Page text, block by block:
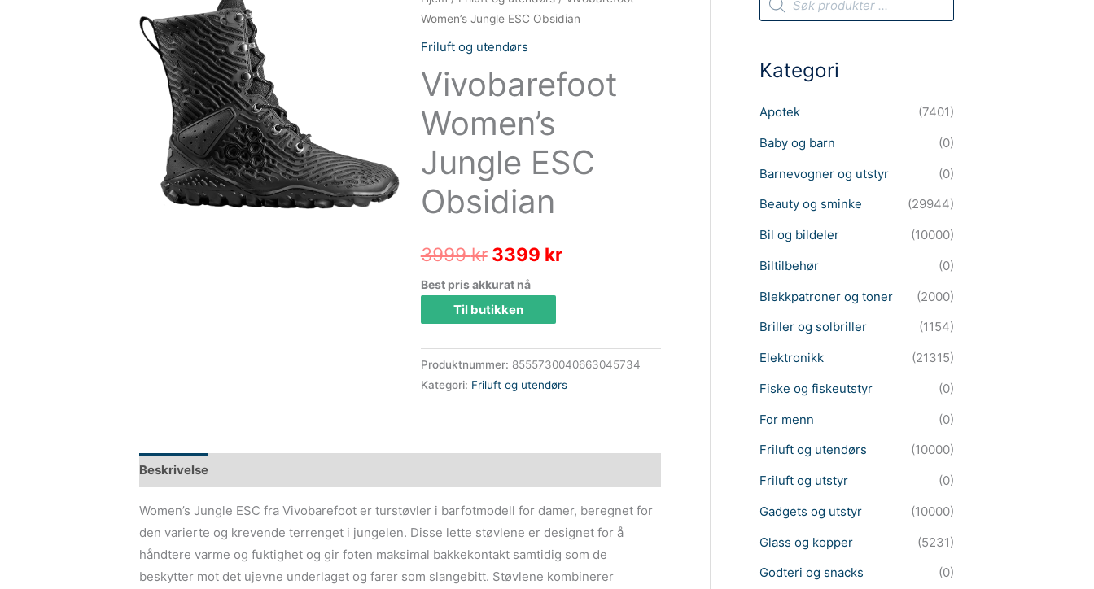
Women’s Jungle ESC Obsidian
Friluft og utendørs
Vivobarefoot
Women’s
Jungle ESC
Obsidian
3999kr Opprinnelig
pris
var:
3999 kr.
3399 krNåværende
3399 kr.
Best pris akkurat nå
Til butikken
Produktnummer: 8555730040663045734
Kategori: Friluft og utendørs
Beskrivelse
Women’s Jungle ESC fra Vivobarefoot er turstøvler i barfotmodell for damer, beregnet for
den varierte og krevende terrenget i jungelen. Disse lette støvlene er designet for å
håndtere varme og fuktighet og gir foten maksimal bakkekontakt samtidig som de
beskytter mot det ujevne underlaget og farer som slangebitt. Støvlene kombinerer
o
t
s
e
a
c
h
Kategori
Apotek
(7401)
Baby og barn
(0)
Barnevogner og utstyr
(0)
Beauty og sminke
(29944)
Bil og bildeler
(10000)
Biltilbehør
(0)
Blekkpatroner og toner
(2000)
Briller og solbriller
(1154)
Elektronikk
(21315)
Fiske og fiskeutstyr
(0)
For menn
(0)
Friluft og utendørs
(10000)
Friluft og utstyr
(0)
Gadgets og utstyr
(10000)
Glass og kopper
(5231)
Godteri og snacks
(0)